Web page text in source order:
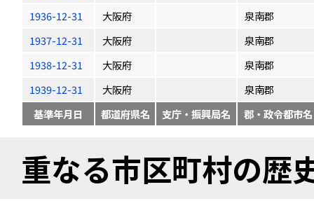
1936-12-31
大阪府
泉南郡
1937-12-31
大阪府
泉南郡
1938-12-31
大阪府
泉南郡
1939-12-31
大阪府
泉南郡
基準年月日
都道府県名 支庁・振興局名 郡・政令都市名
重なる市区町村の歴